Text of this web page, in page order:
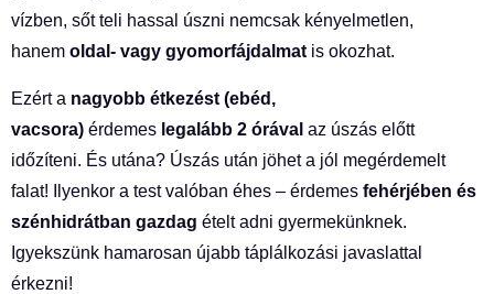
vízben, sőt teli hassal úszni nemcsak kényelmetlen,
hanem oldal- vagy gyomorfájdalmat is okozhat.
Ezért a nagyobb étkezést (ebéd,
vacsora) érdemes legalább 2 órával az úszás előtt
időzíteni. És utána? Úszás után jöhet a jól megérdemelt
falat! Ilyenkor a test valóban éhes – érdemes fehérjében és
szénhidrátban gazdag ételt adni gyermekünknek.
Igyekszünk hamarosan újabb táplálkozási javaslattal
érkezni!